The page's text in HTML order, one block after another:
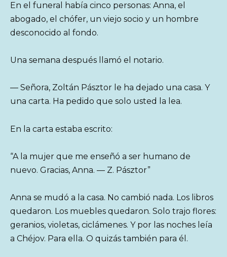
En el funeral había cinco personas: Anna, el
abogado, el chófer, un viejo socio y un hombre
desconocido al fondo.
Una semana después llamó el notario.
— Señora, Zoltán Pásztor le ha dejado una casa. Y
una carta. Ha pedido que solo usted la lea.
En la carta estaba escrito:
“A la mujer que me enseñó a ser humano de
nuevo. Gracias, Anna. — Z. Pásztor”
Anna se mudó a la casa. No cambió nada. Los libros
quedaron. Los muebles quedaron. Solo trajo flores:
geranios, violetas, ciclámenes. Y por las noches leía
a Chéjov. Para ella. O quizás también para él.